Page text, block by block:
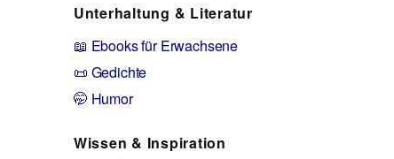
Unterhaltung & Literatur
📖 Ebooks für Erwachsene
📜 Gedichte
🤭 Humor
Wissen & Inspiration